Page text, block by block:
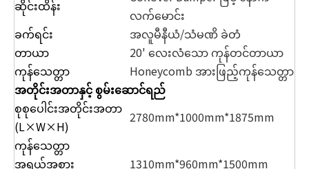
ဆိုင်းထိန်း
လက်မောင်း
ခက်ရင်း
အလူမီနီယံ/သံမဏိ ခဲတံ
တာယာ
20' လေးလံသော ကုန်တင်တာယာ
ကုန်သေတ္တာ
Honeycomb အားဖြည့်ကုန်သေတ္တာ
အတိုင်းအတာနှင့် စွမ်းဆောင်ရည်
စုစုပေါင်းအတိုင်းအတာ
(L×W×H)
2780mm*1000mm*1875mm
ကုန်သေတ္တာ
အရွယ်အစား
1310mm*960mm*1500mm